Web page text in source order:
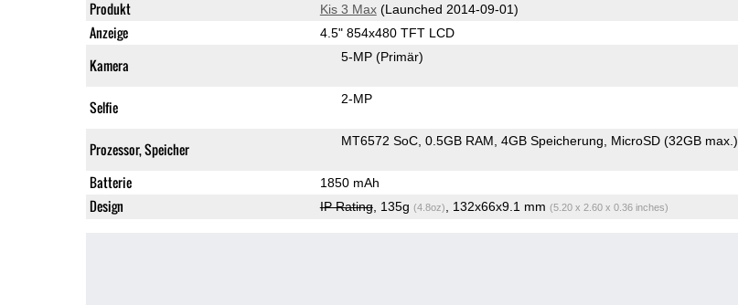
Produkt Kis 3 Max(Launched 2014-09-01)
Anzeige 4.5" 854x480 TFT LCD
Kamera 5-MP (Primär)
Selfie 2-MP
Prozessor, Speicher MT6572 SoC 0.5GB RAM 4GB Speicherung MicroSD (32GB max.)
Batterie 1850 mAh
Design IP Rating, 135g (4.8oz) , 132x66x9.1 mm (5.20 x 2.60 x 0.36 inches)